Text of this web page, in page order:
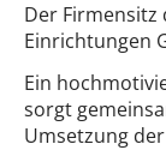
Der Firmensitz
Einrichtungen
Ein
sorgt
Umsetzung